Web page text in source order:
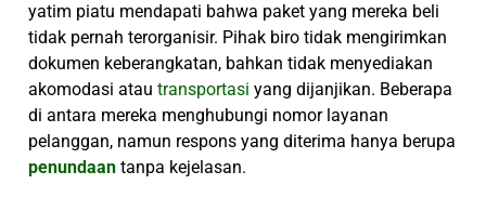
yatim piatu mendapati bahwa paket yang mereka beli
tidak pernah terorganisir. Pihak biro tidak mengirimkan
dokumen keberangkatan, bahkan tidak menyediakan
akomodasi atautransportasi yang dijanjikan. Beberapa
di antara mereka menghubungi nomor layanan
pelanggan, namun respons yang diterima hanya berupa
penundaan tanpa kejelasan.